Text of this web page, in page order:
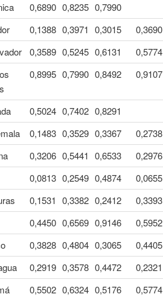
0,6890 0,8235 0,7990
0,1388 0,3971 0,3015 0,3690
0,3589 0,5245 0,6131 0,5774
0,8995 0,7990 0,8492 0,9107
0,5024 0,7402 0,8291
0,1483 0,3529 0,3367 0,2738
0,3206 0,5441 0,6533 0,2976
0,0813 0,2549 0,4874 0,0655
0,1531 0,3382 0,2412 0,3393
0,4450 0,6569 0,9146 0,5952
0,3828 0,4804 0,3065 0,4405
0,2919 0,3578 0,4472 0,2321
0,5502 0,6324 0,5176 0,5774